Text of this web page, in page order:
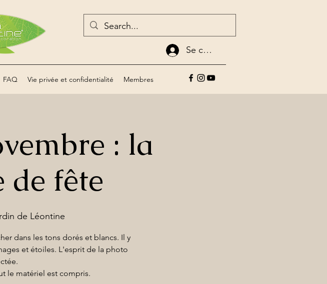
Se connecter
FAQ Vie privée et confidentialité Membres
: la
de fête
de Léontine
dans les tons dorés et blancs. Il y
et étoiles. L'esprit de la photo
le matériel est compris.